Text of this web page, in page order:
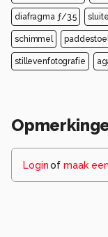
diafragma ƒ/3.5
schimmel
stillevenfotografie
Loginof maak